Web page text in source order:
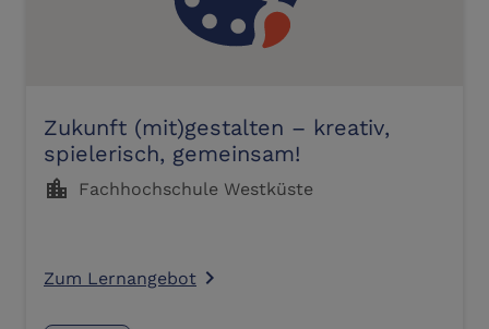
Zukunft (mit)gestalten – kreativ,
spielerisch, gemeinsam!
location_city Fachhochschule Westküste
Zum Lernangebot navigate_next